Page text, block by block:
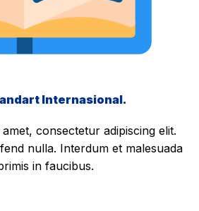
Internasional.
consectetur adipiscing elit.
nulla. Interdum et malesuada
in faucibus.